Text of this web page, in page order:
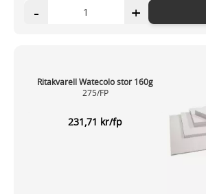
- +
Ritakvarell Watecolo stor 160g
275/FP
231,71 kr/fp